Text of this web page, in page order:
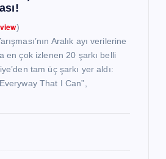
view)
Aralık ayı verilerine
en çok izlenen 20 şarkı belli
tam üç şarkı yer aldı:
That I Can”,